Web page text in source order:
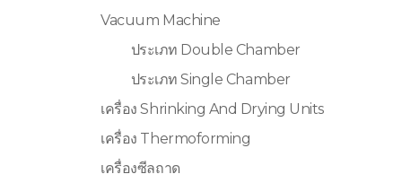
Vacuum Machine
ประเภท Double Chamber
ประเภท Single Chamber
เครื่อง Shrinking And Drying Units
เครื่อง Thermoforming
เครื่องซีลถาด